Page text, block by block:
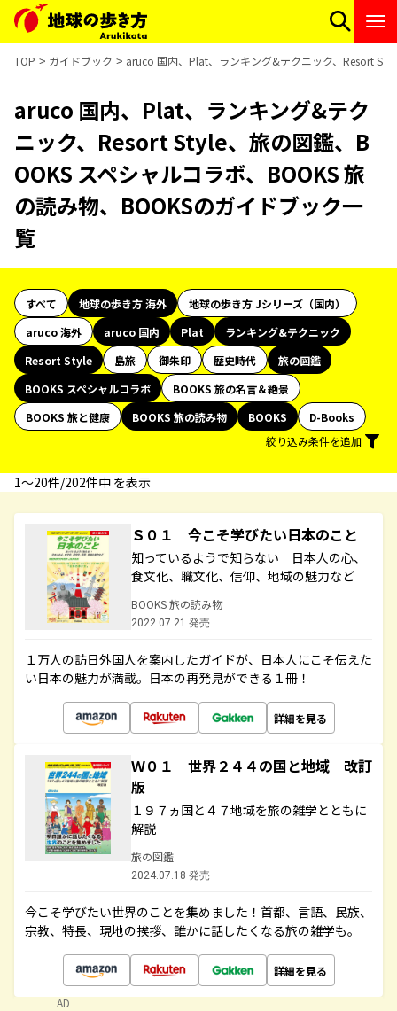
TOP ガイドブック aruco 国内、Plat、ランキング&テクニック、Resort
aruco 国内、Plat、ランキング&テク
ニック、Resort Style、旅の図鑑、B
OOKS スペシャルコラボ、BOOKS 旅
の読み物、BOOKSのガイドブック一
覧
すべて 地球の歩き方 海外
地球の歩き方 Jシリーズ（国内）
aruco 海外
aruco 国内 Plat
ランキング&テクニック
Resort Style
島旅 御朱印 歴史時代
旅の図鑑
BOOKS スペシャルコラボ
BOOKS 旅の名言＆絶景
BOOKS 旅と健康
BOOKS 旅の読み物 BOOKS
D-Books
絞り込み条件を追加
1〜20件/202件中 を表示
Ｓ０１ 今こそ学びたい日本のこと
知っているようで知らない 日本人の心、
食文化、職文化、信仰、地域の魅力など
BOOKS 旅の読み物
2022.07.21 発売
１万人の訪日外国人を案内したガイドが、日本人にこそ伝えた
い日本の魅力が満載。日本の再発見ができる１冊！
詳細を見る
Ｗ０１ 世界２４４の国と地域 改訂
版
１９７ヵ国と４７地域を旅の雑学とともに
解説
旅の図鑑
2024.07.18 発売
今こそ学びたい世界のことを集めました！首都、言語、民族、
宗教、特長、現地の挨拶、誰かに話したくなる旅の雑学も。
詳細を見る
AD